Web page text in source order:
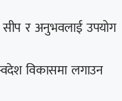
र अनुभवलाई उपयोग
विकासमा लगाउन